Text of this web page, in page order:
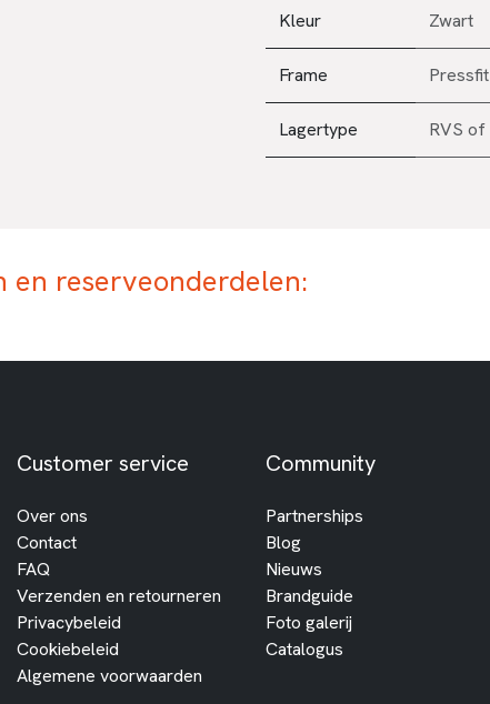
Kleur Zwart
Frame Pressfit
Lagertype RVS of
en reserveonderdelen:
Customer service
Over ons
Contact
FAQ
Verzenden en retourneren
Privacybeleid
Cookiebeleid
Algemene voorwaarden
Community
Partnerships
Blog
Nieuws
Brandguide
Foto galerij
Catalogus